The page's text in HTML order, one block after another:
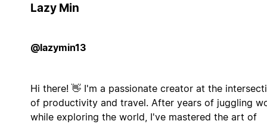
Lazy Min
@lazymin13
Hi there! 👋 I'm a passionate creator at the
of productivity and travel. After years of juggling
while exploring the world, I've mastered the art of